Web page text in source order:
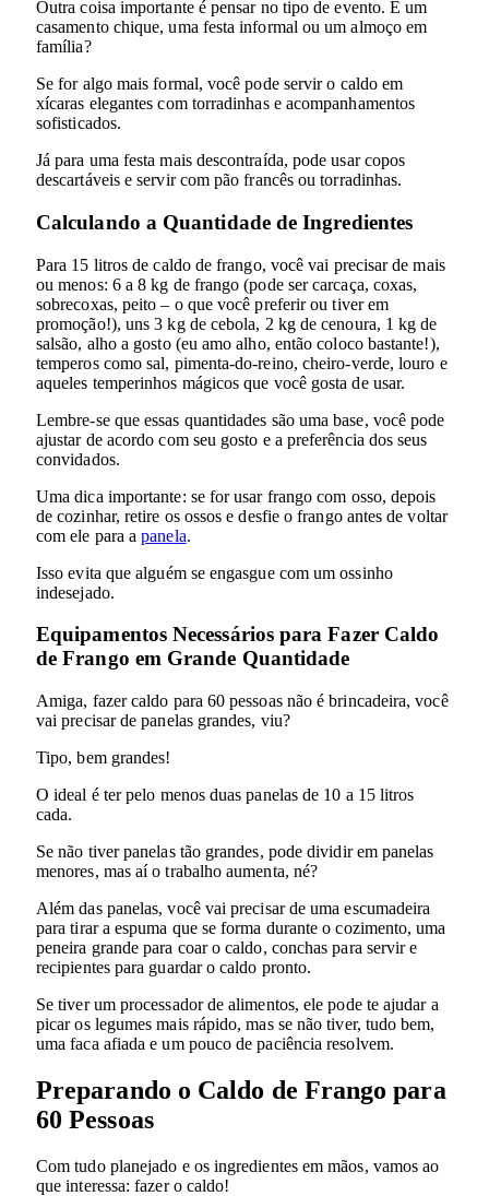
Outra coisa importante é pensar no tipo de evento. É um
casamento chique, uma festa informal ou um almoço em
família?
Se for algo mais formal, você pode servir o caldo em
xícaras elegantes com torradinhas e acompanhamentos
sofisticados.
Já para uma festa mais descontraída, pode usar copos
descartáveis e servir com pão francês ou torradinhas.
Calculando a Quantidade de Ingredientes
Para 15 litros de caldo de frango, você vai precisar de mais
ou menos: 6 a 8 kg de frango (pode ser carcaça, coxas,
sobrecoxas, peito – o que você preferir ou tiver em
promoção!), uns 3 kg de cebola, 2 kg de cenoura, 1 kg de
salsão, alho a gosto (eu amo alho, então coloco bastante!),
temperos como sal, pimenta-do-reino, cheiro-verde, louro e
aqueles temperinhos mágicos que você gosta de usar.
Lembre-se que essas quantidades são uma base, você pode
ajustar de acordo com seu gosto e a preferência dos seus
convidados.
Uma dica importante: se for usar frango com osso, depois
de cozinhar, retire os ossos e desfie o frango antes de voltar
com ele para apanela.
Isso evita que alguém se engasgue com um ossinho
indesejado.
Equipamentos Necessários para Fazer Caldo
de Frango em Grande Quantidade
Amiga, fazer caldo para 60 pessoas não é brincadeira, você
vai precisar de panelas grandes, viu?
Tipo, bem grandes!
O ideal é ter pelo menos duas panelas de 10 a 15 litros
cada.
Se não tiver panelas tão grandes, pode dividir em panelas
menores, mas aí o trabalho aumenta, né?
Além das panelas, você vai precisar de uma escumadeira
para tirar a espuma que se forma durante o cozimento, uma
peneira grande para coar o caldo, conchas para servir e
recipientes para guardar o caldo pronto.
Se tiver um processador de alimentos, ele pode te ajudar a
picar os legumes mais rápido, mas se não tiver, tudo bem,
uma faca afiada e um pouco de paciência resolvem.
Preparando o Caldo de Frango para
60 Pessoas
Com tudo planejado e os ingredientes em mãos, vamos ao
que interessa: fazer o caldo!